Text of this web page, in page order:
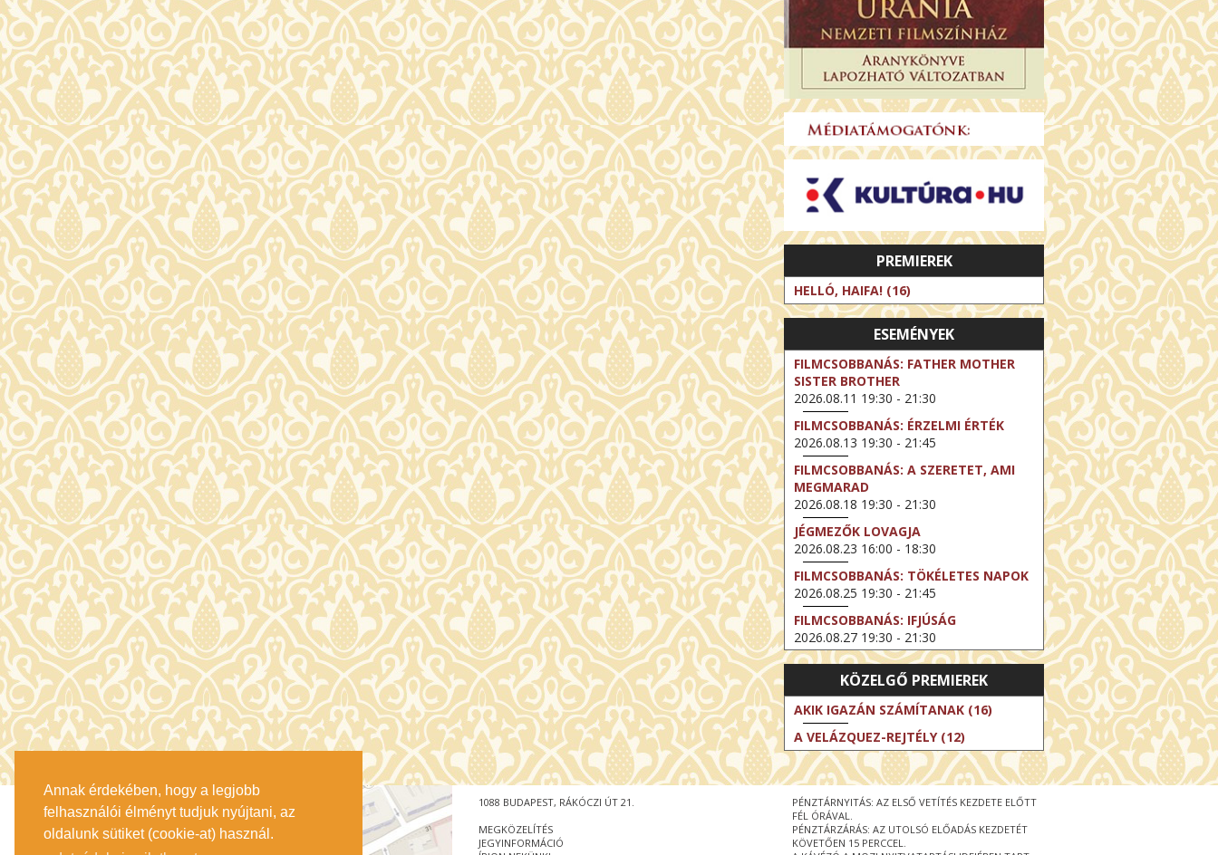
Annak érdekében, hogy a legjobb
felhasználói élményt tudjuk nyújtani, az
oldalunk sütiket (cookie-at) használ.
PREMIEREK
HELLÓ, HAIFA! (16)
ESEMÉNYEK
FILMCSOBBANÁS: FATHER MOTHER
SISTER BROTHER
2026.08.11 19:30 - 21:30
FILMCSOBBANÁS: ÉRZELMI ÉRTÉK
2026.08.13 19:30 - 21:45
FILMCSOBBANÁS: A SZERETET, AMI
MEGMARAD
2026.08.18 19:30 - 21:30
JÉGMEZŐK LOVAGJA
2026.08.23 16:00 - 18:30
FILMCSOBBANÁS: TÖKÉLETES NAPOK
2026.08.25 19:30 - 21:45
FILMCSOBBANÁS: IFJÚSÁG
2026.08.27 19:30 - 21:30
EXHIBITION ON SCREEN: VINCENT
VAN GOGH - ÚJ LÁTÁSMÓD
2026.08.30 11:00 - 12:30
NT LIVE / DAVID IRELAND: THE FIFTH
STEP
2026.09.01 19:00 - 21:00
BERLIN ELESTE
2026.09.13 16:00 - 19:00
NT LIVE / OSCAR WILDE: THE
IMPORTANCE OF BEING EARNEST
KÖZELGŐ PREMIEREK
AKIK IGAZÁN SZÁMÍTANAK (16)
A VELÁZQUEZ-REJTÉLY (12)
PÉNZTÁRNYITÁS: AZ ELSŐ VETÍTÉS KEZDETE ELŐTT
FÉL ÓRÁVAL.
PÉNZTÁRZÁRÁS: AZ UTOLSÓ ELŐADÁS KEZDETÉT
KÖVETŐEN 15 PERCCEL.
1088 BUDAPEST, RÁKÓCZI ÚT 21.
MEGKÖZELÍTÉS
JEGYINFORMÁCIÓ